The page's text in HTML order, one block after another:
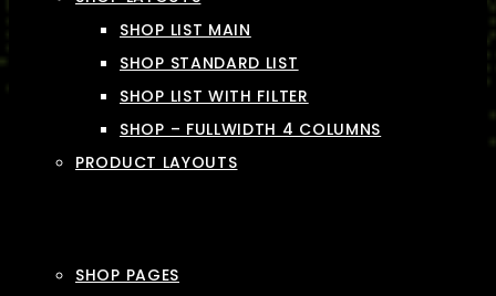
SHOP LIST MAIN
SHOP STANDARD LIST
SHOP LIST WITH FILTER
SHOP – FULLWIDTH 4 COLUMNS
PRODUCT LAYOUTS
SHOP PAGES